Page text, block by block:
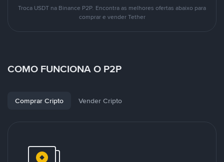
Troca USDT na Binance P2P. Encontra as melhores ofertas abaixo para
comprar e vender Tether
COMO FUNCIONA O P2P
Comprar Cripto Vender Cripto